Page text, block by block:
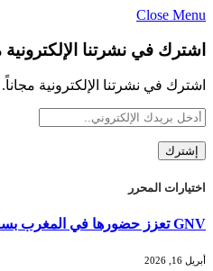
Close Menu
اشترك في نشرتنا الإلكترونية
اشترك في نشرتنا الإلكترونية مجاناً.
اختيارات المحرر
GNV تعزز حضورها في المغرب بسفينتين جديدتين تعملان بالغاز الطبيعي المسال لصيف 2026
أبريل 16, 2026